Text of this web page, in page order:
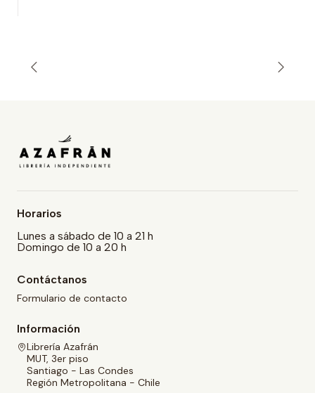
Horarios
Lunes a sábado de 10 a 21 h
Domingo de 10 a 20 h
Contáctanos
Formulario de contacto
Información
Librería Azafrán
MUT, 3er piso
Santiago - Las Condes
Región Metropolitana - Chile